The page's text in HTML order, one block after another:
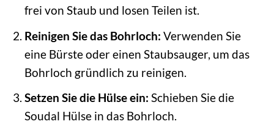
frei von Staub und losen Teilen ist.
Reinigen Sie das Bohrloch: Verwenden Sie
eine Bürste oder einen Staubsauger, um das
Bohrloch gründlich zu reinigen.
Setzen Sie die Hülse ein: Schieben Sie die
Soudal Hülse in das Bohrloch.